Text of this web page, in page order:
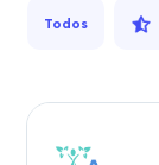
Todos